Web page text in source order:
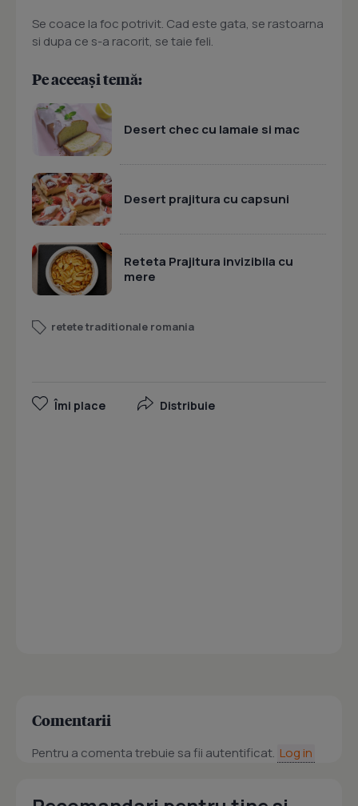
Se coace la foc potrivit. Cad este gata, se rastoarna
si dupa ce s-a racorit, se taie feli.
Pe aceeași temă:
Desert chec cu lamaie si mac
Desert prajitura cu capsuni
Reteta Prajitura invizibila cu
mere
retete traditionale romania
Îmi place Distribuie
Comentarii
Pentru a comenta trebuie sa fii autentificat. Log in